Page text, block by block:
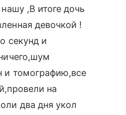
,В итоге дочь
девочкой !
секунд и
и томографию,все
на
два дня укол